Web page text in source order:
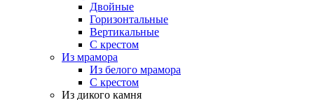
Двойные
Горизонтальные
Вертикальные
С крестом
Из мрамора
Из белого мрамора
С крестом
Из дикого камня